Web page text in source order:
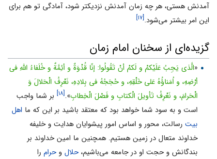
آمدنش هستی، هر چه زمان آمدنش نزدیکتر شود، آمادگی تو هم برای
این امر بیشتر می‌شود.[۱۷]
گزیده‌ای از سخنان امام زمان
«الَّذى یَجِبُ عَلَیْکمْ و لَکمْ أنْ تَقُولُوا: إنّا قُدْوَةٌ و أئِمَّةٌ و خُلَفاءُ اللّهِ فى
أرْضِهِ، و اُمَناؤُهُ عَلى خَلْقِهِ، و حُجَجُهُ فى بِلادِهِ، نَعْرِفُ الْحَلالَ وَ
الْحَرامَ، و نَعْرِفُ تَأویلَ الْکتابِ و فَصْلَ الْخِطابِ».[۱۸]
بر شما واجب
است و به سود شما خواهد بود که معتقد باشید بر این که ما اهل
بیترسالت، محور و اساس امور پیشوایان هدایت و خلیفه
خداوند متعال در زمین هستیم. همچنین ما امین خداوند بر
بندگانش و حجت او در جامعه می‌‌باشیم،حلالوحرامرا